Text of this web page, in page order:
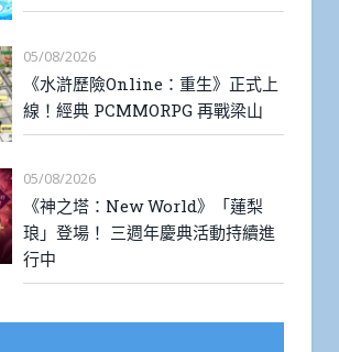
05/08/2026
《水滸歷險Online：重生》正式上
線！經典 PCMMORPG 再戰梁山
05/08/2026
《神之塔：New World》「蓮梨
琅」登場！ 三週年慶典活動持續進
行中